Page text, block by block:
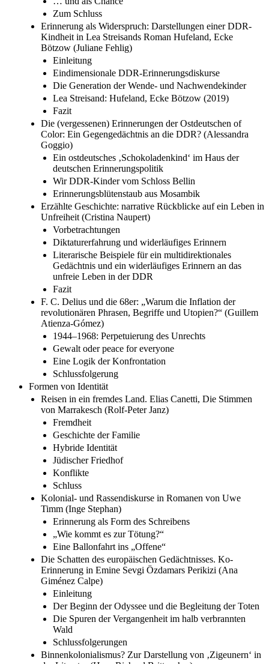
Zum Schluss
Erinnerung als Widerspruch: Darstellungen einer DDR-
Kindheit in Lea Streisands Roman Hufeland, Ecke
Bötzow (Juliane Fehlig)
Einleitung
Eindimensionale DDR-Erinnerungsdiskurse
Die Generation der Wende- und Nachwendekinder
Lea Streisand: Hufeland, Ecke Bötzow (2019)
Fazit
Die (vergessenen) Erinnerungen der Ostdeutschen of
Color: Ein Gegengedächtnis an die DDR? (Alessandra
Goggio)
Ein ostdeutsches ‚Schokoladenkind‘ im Haus der
deutschen Erinnerungspolitik
Wir DDR-Kinder vom Schloss Bellin
Erinnerungsblütenstaub aus Mosambik
Erzählte Geschichte: narrative Rückblicke auf ein Leben in
Unfreiheit (Cristina Naupert)
Vorbetrachtungen
Diktaturerfahrung und widerläufiges Erinnern
Literarische Beispiele für ein multidirektionales
Gedächtnis und ein widerläufiges Erinnern an das
unfreie Leben in der DDR
Fazit
F. C. Delius und die 68er: „Warum die Inflation der
revolutionären Phrasen, Begriffe und Utopien?“ (Guillem
Atienza-Gómez)
1944–1968: Perpetuierung des Unrechts
Gewalt oder peace for everyone
Eine Logik der Konfrontation
Schlussfolgerung
Formen von Identität
Reisen in ein fremdes Land. Elias Canetti, Die Stimmen
von Marrakesch (Rolf-Peter Janz)
Fremdheit
Geschichte der Familie
Hybride Identität
Jüdischer Friedhof
Konflikte
Schluss
Kolonial- und Rassendiskurse in Romanen von Uwe
Timm (Inge Stephan)
Erinnerung als Form des Schreibens
„Wie kommt es zur Tötung?“
Eine Ballonfahrt ins „Offene“
Die Schatten des europäischen Gedächtnisses. Ko-
Erinnerung in Emine Sevgi Özdamars Perikizi (Ana
Giménez Calpe)
Einleitung
Der Beginn der Odyssee und die Begleitung der Toten
Die Spuren der Vergangenheit im halb verbrannten
Wald
Schlussfolgerungen
Binnenkolonialismus? Zur Darstellung von ‚Zigeunern‘ in